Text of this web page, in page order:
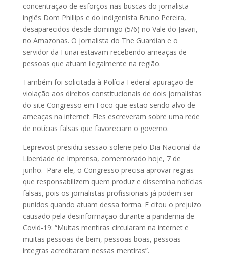
concentração de esforços nas buscas do jornalista
inglês Dom Phillips e do indigenista Bruno Pereira,
desaparecidos desde domingo (5/6) no Vale do Javari,
no Amazonas. O jornalista do The Guardian e o
servidor da Funai estavam recebendo ameaças de
pessoas que atuam ilegalmente na região.
Também foi solicitada à Polícia Federal apuração de
violação aos direitos constitucionais de dois jornalistas
do site Congresso em Foco que estão sendo alvo de
ameaças na internet. Eles escreveram sobre uma rede
de notícias falsas que favoreciam o governo.
Leprevost presidiu sessão solene pelo Dia Nacional da
Liberdade de Imprensa, comemorado hoje, 7 de
junho. Para ele, o Congresso precisa aprovar regras
que responsabilizem quem produz e dissemina notícias
falsas, pois os jornalistas profissionais já podem ser
punidos quando atuam dessa forma. E citou o prejuízo
causado pela desinformação durante a pandemia de
Covid-19: “Muitas mentiras circularam na internet e
muitas pessoas de bem, pessoas boas, pessoas
íntegras acreditaram nessas mentiras”.